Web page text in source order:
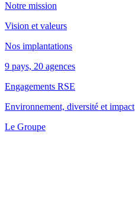
Notre mission
Vision et valeurs
Nos implantations
9 pays, 20 agences
Engagements RSE
Environnement, diversité et impact
Le Groupe